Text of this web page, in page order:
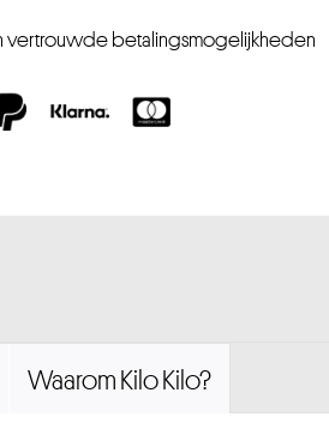
vertrouwde betalingsmogelijkheden
Waarom Kilo Kilo?